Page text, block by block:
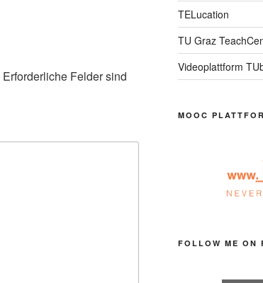
Erforderliche Felder sind
TELucation
TU Graz
Videoplattform
MOOC
FOLLOW ME ON